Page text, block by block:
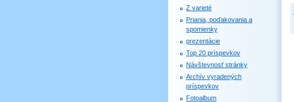
Z varieté
Priania, poďakovania a
spomienky
prezentácie
Top 20 príspevkov
Návštevnosť stránky
Archív vyradených
príspevkov
Fotoalbum